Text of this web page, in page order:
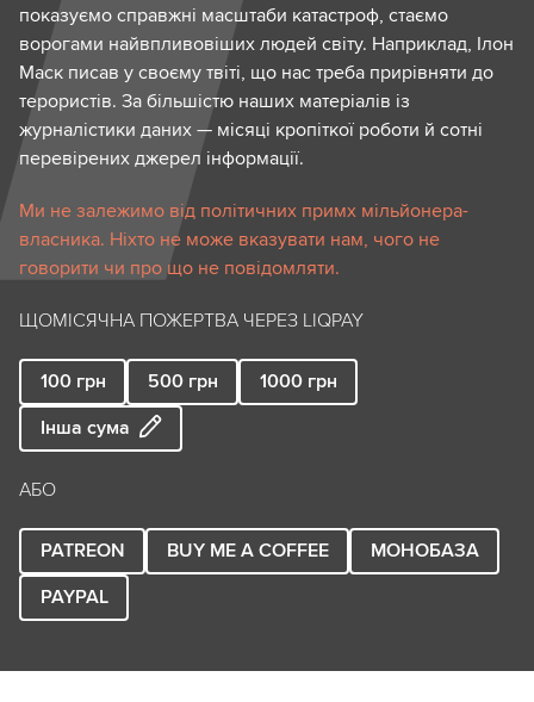
показуємо справжні масштаби катастроф, стаємо
ворогами найвпливовіших людей світу. Наприклад, Ілон
Маск писав у своєму твіті, що нас треба прирівняти до
терористів. За більшістю наших матеріалів із
журналістики даних — місяці кропіткої роботи й сотні
перевірених джерел інформації.
Ми не залежимо від політичних примх мільйонера-
власника. Ніхто не може вказувати нам, чого не
говорити чи про що не повідомляти.
ЩОМІСЯЧНА ПОЖЕРТВА ЧЕРЕЗ LIQPAY
100 грн 500 грн 1000 грн
Інша сума
АБО
PATREON BUY ME A COFFEE
МОНОБАЗА
PAYPAL